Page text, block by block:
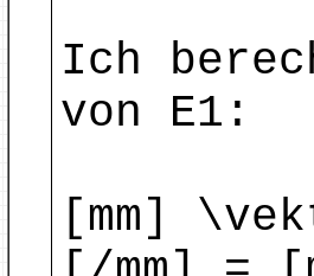
Ich
von E1:
[mm]